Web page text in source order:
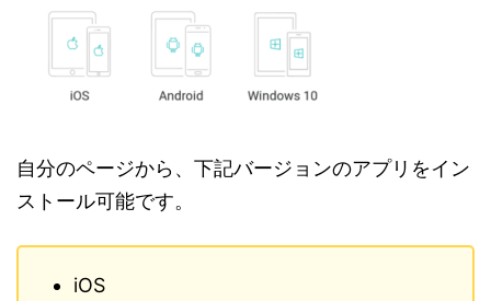
自分のページから、下記バージョンのアプリをイン
ストール可能です。
iOS